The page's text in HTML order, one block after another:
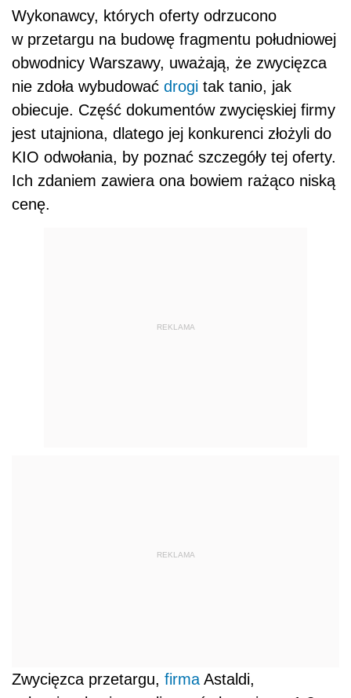
Wykonawcy, których oferty odrzucono
w przetargu na budowę fragmentu południowej
obwodnicy Warszawy, uważają, że zwycięzca
nie zdoła wybudować drogi tak tanio, jak
obiecuje. Część dokumentów zwycięskiej firmy
jest utajniona, dlatego jej konkurenci złożyli do
KIO odwołania, by poznać szczegóły tej oferty.
Ich zdaniem zawiera ona bowiem rażąco niską
cenę.
REKLAMA
REKLAMA
Zwycięzca przetargu, firma Astaldi,